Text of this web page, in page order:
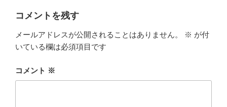
コメントを残す
メールアドレスが公開されることはありません。 ※ が付
いている欄は必須項目です
コメント ※